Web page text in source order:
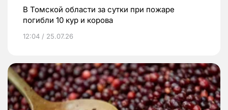
В Томской области за сутки при пожаре
погибли 10 кур и корова
12:04 / 25.07.26